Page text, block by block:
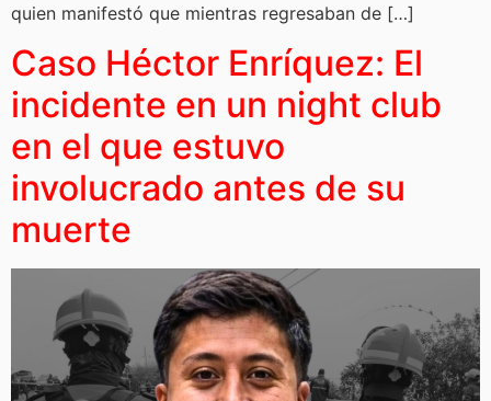
quien manifestó que mientras regresaban de […]
Caso Héctor Enríquez: El
incidente en un night club
en el que estuvo
involucrado antes de su
muerte